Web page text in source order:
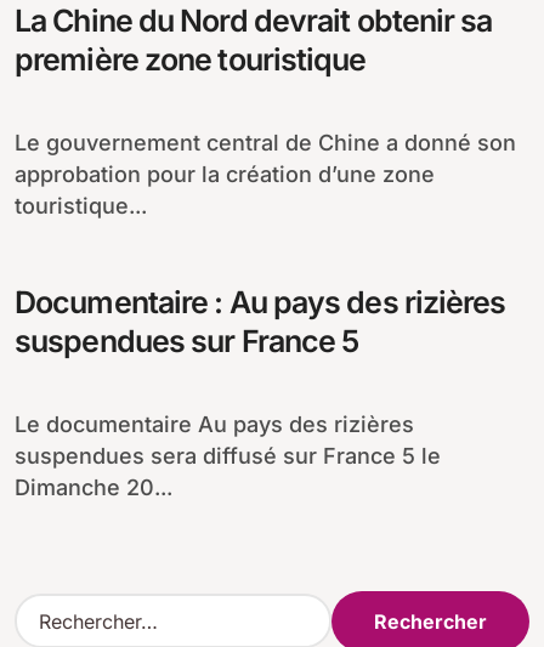
La Chine du Nord devrait obtenir sa
première zone touristique
Le gouvernement central de Chine a donné son
approbation pour la création d’une zone
touristique...
Documentaire : Au pays des rizières
suspendues sur France 5
Le documentaire Au pays des rizières
suspendues sera diffusé sur France 5 le
Dimanche 20...
R
e